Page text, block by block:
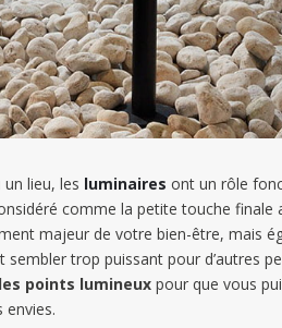
un lieu, les luminaires ont un rôle
comme la petite touche
majeur de votre bien-être, mais
trop puissant pour d’autres
points lumineux pour que vous
envies.